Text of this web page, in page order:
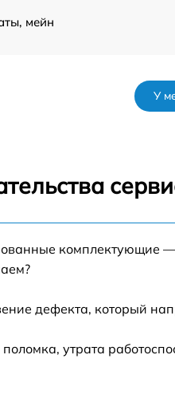
мейн
У
комплектующие
дефекта, который
утрата